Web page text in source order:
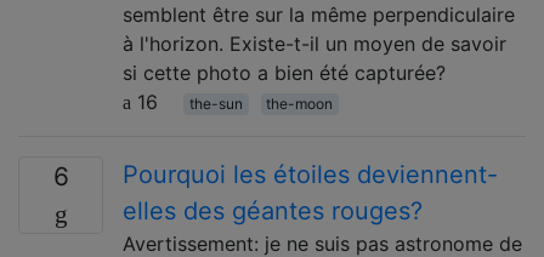
semblent être sur la même perpendiculaire
à l'horizon. Existe-t-il un moyen de savoir
si cette photo a bien été capturée?
16
the-sun the-moon
6
Pourquoi les étoiles deviennent-
elles des géantes rouges?
Avertissement: je ne suis pas astronome de